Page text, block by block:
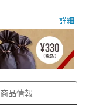
詳細
商品情報